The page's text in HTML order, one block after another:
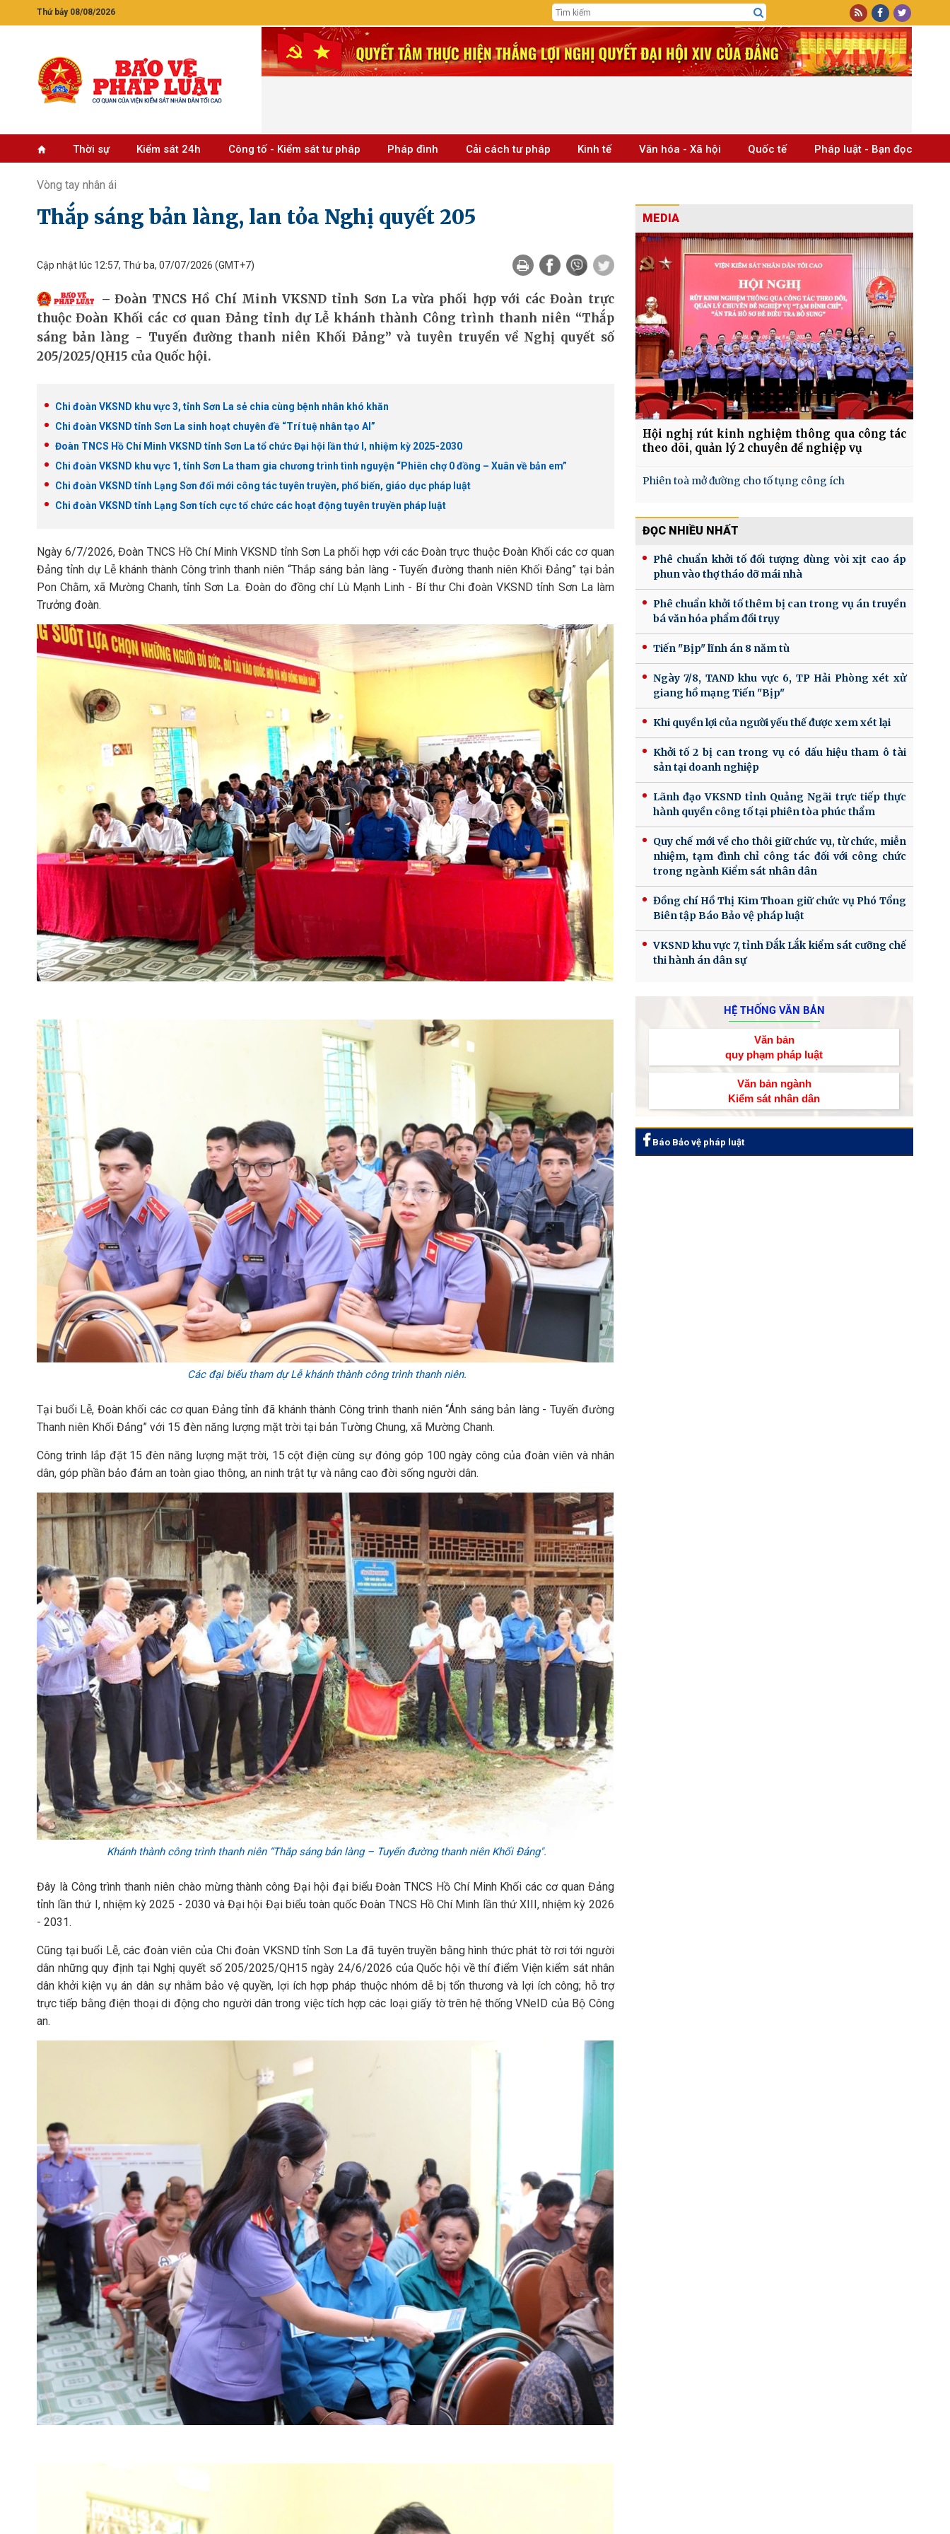
Thứ bảy 08/08/2026
Thời sự Kiểm sát 24h Công tố - Kiểm sát tư pháp Pháp đình Cải cách tư pháp Kinh tế Văn hóa - Xã hội Quốc tế Pháp luật - Bạn đọc
Vòng tay nhân ái
Thắp sáng bản làng, lan tỏa Nghị quyết 205
Cập nhật lúc 12:57, Thứ ba, 07/07/2026 (GMT+7)
Đoàn TNCS Hồ Chí Minh VKSND tỉnh Sơn La vừa phối hợp với các Đoàn trực
thuộc Đoàn Khối các cơ quan Đảng tỉnh dự Lễ khánh thành Công trình thanh niên “Thắp
sáng bản làng - Tuyến đường thanh niên Khối Đảng” và tuyên truyền về Nghị quyết số
205/2025/QH15 của Quốc hội.
Chi đoàn VKSND khu vực 3, tỉnh Sơn La sẻ chia cùng bệnh nhân khó khăn
Chi đoàn VKSND tỉnh Sơn La sinh hoạt chuyên đề “Trí tuệ nhân tạo AI”
Đoàn TNCS Hồ Chí Minh VKSND tỉnh Sơn La tổ chức Đại hội lần thứ I, nhiệm kỳ 2025-2030
Chi đoàn VKSND khu vực 1, tỉnh Sơn La tham gia chương trình tình nguyện “Phiên chợ 0 đồng – Xuân về bản em”
Chi đoàn VKSND tỉnh Lạng Sơn đổi mới công tác tuyên truyền, phổ biến, giáo dục pháp luật
Chi đoàn VKSND tỉnh Lạng Sơn tích cực tổ chức các hoạt động tuyên truyền pháp luật
Ngày 6/7/2026, Đoàn TNCS Hồ Chí Minh VKSND tỉnh Sơn La phối hợp với các Đoàn trực thuộc Đoàn Khối các cơ quan
Đảng tỉnh dự Lễ khánh thành Công trình thanh niên “Thắp sáng bản làng - Tuyến đường thanh niên Khối Đảng” tại bản
Pon Chằm, xã Mường Chanh, tỉnh Sơn La. Đoàn do đồng chí Lù Mạnh Linh - Bí thư Chi đoàn VKSND tỉnh Sơn La làm
Trưởng đoàn.
Các đại biểu tham dự Lễ khánh thành công trình thanh niên.
Tại buổi Lễ, Đoàn khối các cơ quan Đảng tỉnh đã khánh thành Công trình thanh niên “Ánh sáng bản làng - Tuyến đường
Thanh niên Khối Đảng” với 15 đèn năng lượng mặt trời tại bản Tường Chung, xã Mường Chanh.
Công trình lắp đặt 15 đèn năng lượng mặt trời, 15 cột điện cùng sự đóng góp 100 ngày công của đoàn viên và nhân
dân, góp phần bảo đảm an toàn giao thông, an ninh trật tự và nâng cao đời sống người dân.
Khánh thành công trình thanh niên “Thắp sáng bản làng – Tuyến đường thanh niên Khối Đảng".
Đây là Công trình thanh niên chào mừng thành công Đại hội đại biểu Đoàn TNCS Hồ Chí Minh Khối các cơ quan Đảng
tỉnh lần thứ I, nhiệm kỳ 2025 - 2030 và Đại hội Đại biểu toàn quốc Đoàn TNCS Hồ Chí Minh lần thứ XIII, nhiệm kỳ 2026
- 2031.
Cũng tại buổi Lễ, các đoàn viên của Chi đoàn VKSND tỉnh Sơn La đã tuyên truyền bằng hình thức phát tờ rơi tới người
dân những quy định tại Nghị quyết số 205/2025/QH15 ngày 24/6/2026 của Quốc hội về thí điểm Viện kiểm sát nhân
dân khởi kiện vụ án dân sự nhằm bảo vệ quyền, lợi ích hợp pháp thuộc nhóm dễ bị tổn thương và lợi ích công; hỗ trợ
trực tiếp bằng điện thoại di động cho người dân trong việc tích hợp các loại giấy tờ trên hệ thống VNeID của Bộ Công
an.
MEDIA
Hội nghị rút kinh nghiệm thông qua công tác
theo dõi, quản lý 2 chuyên đề nghiệp vụ
Phiên toà mở đường cho tố tụng công ích
ĐỌC NHIỀU NHẤT
Phê chuẩn khởi tố đối tượng dùng vòi xịt cao áp
phun vào thợ tháo dỡ mái nhà
Phê chuẩn khởi tố thêm bị can trong vụ án truyền
bá văn hóa phẩm đồi trụy
Tiến "Bịp" lĩnh án 8 năm tù
Ngày 7/8, TAND khu vực 6, TP Hải Phòng xét xử
giang hồ mạng Tiến "Bịp"
Khi quyền lợi của người yếu thế được xem xét lại
Khởi tố 2 bị can trong vụ có dấu hiệu tham ô tài
sản tại doanh nghiệp
Lãnh đạo VKSND tỉnh Quảng Ngãi trực tiếp thực
hành quyền công tố tại phiên tòa phúc thẩm
Quy chế mới về cho thôi giữ chức vụ, từ chức, miễn
nhiệm, tạm đình chỉ công tác đối với công chức
trong ngành Kiểm sát nhân dân
Đồng chí Hồ Thị Kim Thoan giữ chức vụ Phó Tổng
Biên tập Báo Bảo vệ pháp luật
VKSND khu vực 7, tỉnh Đắk Lắk kiểm sát cưỡng chế
thi hành án dân sự
HỆ THỐNG VĂN BẢN
Văn bản
quy phạm pháp luật
Văn bản ngành
Kiểm sát nhân dân
Báo Bảo vệ pháp luật